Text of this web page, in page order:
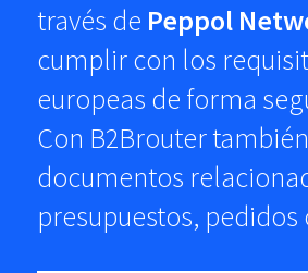
través de Peppol
cumplir con los
europeas de forma
Con B2Brouter
documentos
presupuestos, pedidos